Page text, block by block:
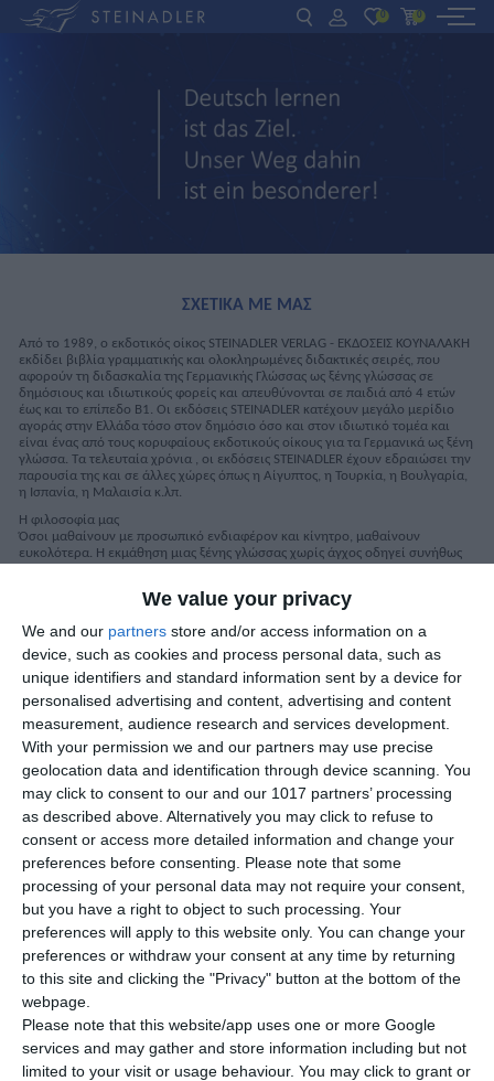
We value your privacy
We and our partners store and/or access information on a
device, such as cookies and process personal data, such as
unique identifiers and standard information sent by a device for
personalised advertising and content, advertising and content
measurement, audience research and services development.
With your permission we and our partners may use precise
geolocation data and identification through device scanning. You
may click to consent to our and our 1017 partners’ processing
as described above. Alternatively you may click to refuse to
consent or access more detailed information and change your
preferences before consenting.
Please note that some
processing of your personal data may not require your consent,
but you have a right to object to such processing. Your
preferences will apply to this website only. You can change your
preferences or withdraw your consent at any time by returning
to this site and clicking the "Privacy" button at the bottom of the
webpage.
Please note that this website/app uses one or more Google
services and may gather and store information including but not
limited to your visit or usage behaviour. You may click to grant or
ΣΧΕΤΙΚΑ ΜΕ ΜΑΣ
ΕΠΙΚΟΙΝΩΝΙΑ
0 0
ΣΧΕΤΙΚΑ ΜΕ ΜΑΣ
Από το 1989, ο εκδοτικός οίκος STEINADLER VERLAG - ΕΚΔΟΣΕΙΣ ΚΟΥΝΑΛΑΚΗ
εκδίδει βιβλία γραμματικής και ολοκληρωμένες διδακτικές σειρές, που
αφορούν τη διδασκαλία της Γερμανικής Γλώσσας ως ξένης γλώσσας σε
δημόσιους και ιδιωτικούς φορείς και απευθύνονται σε παιδιά από 4 ετών
έως και το επίπεδο Β1. Οι εκδόσεις STEINADLER κατέχουν μεγάλο μερίδιο
αγοράς στην Ελλάδα τόσο στον δημόσιο όσο και στον ιδιωτικό τομέα και
είναι ένας από τους κορυφαίους εκδοτικούς οίκους για τα Γερμανικά ως ξένη
γλώσσα. Τα τελευταία χρόνια , οι εκδόσεις STEINADLER έχουν εδραιώσει την
παρουσία της και σε άλλες χώρες όπως η Αίγυπτος, η Τουρκία, η Βουλγαρία,
η Ισπανία, η Μαλαισία κ.λπ.
Η φιλοσοφία μας
Όσοι μαθαίνουν με προσωπικό ενδιαφέρον και κίνητρο, μαθαίνουν
ευκολότερα. Η εκμάθηση μιας ξένης γλώσσας χωρίς άγχος οδηγεί συνήθως
Όλο το εκπαιδευτικό μας υλικό δίνει μεγάλη έμφαση σε μια ευχάριστη
προσέγγιση ως προς τη διδασκαλία Γερμανικής Γλώσσας. Μια τέτοιου είδους
παιγνιώδης εμπειρία αλλάζει την οπτική καθηγητή και μαθητή. Ο μεν
καθηγητής έχει πολύτιμα εργαλεία που καθιστούν ευκολότερο τον διδακτικό
και παιδαγωγικό του ρόλο, ο δε μαθητής «μαθαίνει πώς να μαθαίνει» χωρίς
άγχος και ψυχική πίεση. Σεβόμενοι το ηλικιακό υπόβαθρο των παιδιών και
τις ιδιαιτερότητες της κάθε ηλικίας, εφαρμόσαμε στις διδακτικές μας σειρές
μεθόδους που ανταποκρίνονται πλήρως στα παραπάνω.
Τα θέματα είναι εμπνευσμένα από τις εμπειρίες της καθημερινής ζωής των
παιδιών, ενθαρρύνουν την ανάπτυξη της προσωπικότητάς τους, προάγουν
τον κριτικό τρόπο σκέψης, ενισχύουν το αίσθημα της συνεργασίας και
ενεργοποιούν μια θετική στάση απέναντι στη ζωή.
Η μουσική επένδυση των διδακτικών μας σειρών είναι άρρηκτα
συνδεδεμένη με τα θέματα των ενοτήτων. Ας μην ξεχνάμε ότι η μουσική
κινητοποιεί όλες τις αισθήσεις, αποτελεί το ιδανικό μέσο για την εισαγωγή
του εκάστοτε θέματος και το κυριότερο απευθύνεται στον συναισθηματικό
εαυτό των μαθητών και, ως εκ τούτου, επιτρέπει τη μακρόχρονη εμπέδωση
της γνώσης. Επιπλέον η μουσική βοηθά ουσιαστικά στο να ξεπεραστεί ο
φόβος απέναντι στο «διαφορετικό», στη νέα πληροφορία, ενώ μέσω των
στίχων των τραγουδιών διευρύνεται το λεξιλόγιο, βελτιώνεται η προφορά
και κατ΄επέκταση ο προφορικός λόγος.